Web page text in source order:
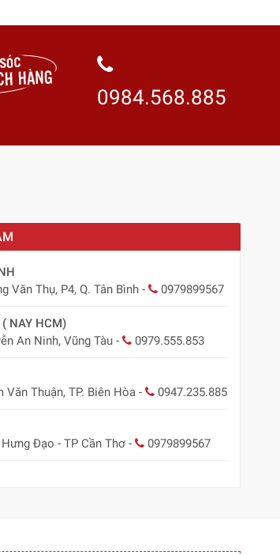
0984.568.885
Văn Thụ, P4, Q. Tân Bình - 0979899567
NAY HCM)
An Ninh, Vũng Tàu - 0979.555.853
Văn Thuận, TP. Biên Hòa - 0947.235.885
Đạo - TP Cần Thơ - 0979899567